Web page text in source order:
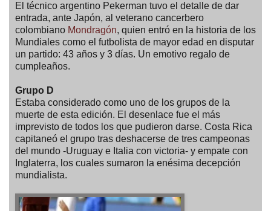
El técnico argentino Pekerman tuvo el detalle de dar
entrada, ante Japón, al veterano cancerbero
colombiano Mondragón, quien entró en la historia de los
Mundiales como el futbolista de mayor edad en disputar
un partido: 43 años y 3 días. Un emotivo regalo de
cumpleaños.
Grupo D
Estaba considerado como uno de los grupos de la
muerte de esta edición. El desenlace fue el más
imprevisto de todos los que pudieron darse. Costa Rica
capitaneó el grupo tras deshacerse de tres campeonas
del mundo -Uruguay e Italia con victoria- y empate con
Inglaterra, los cuales sumaron la enésima decepción
mundialista.